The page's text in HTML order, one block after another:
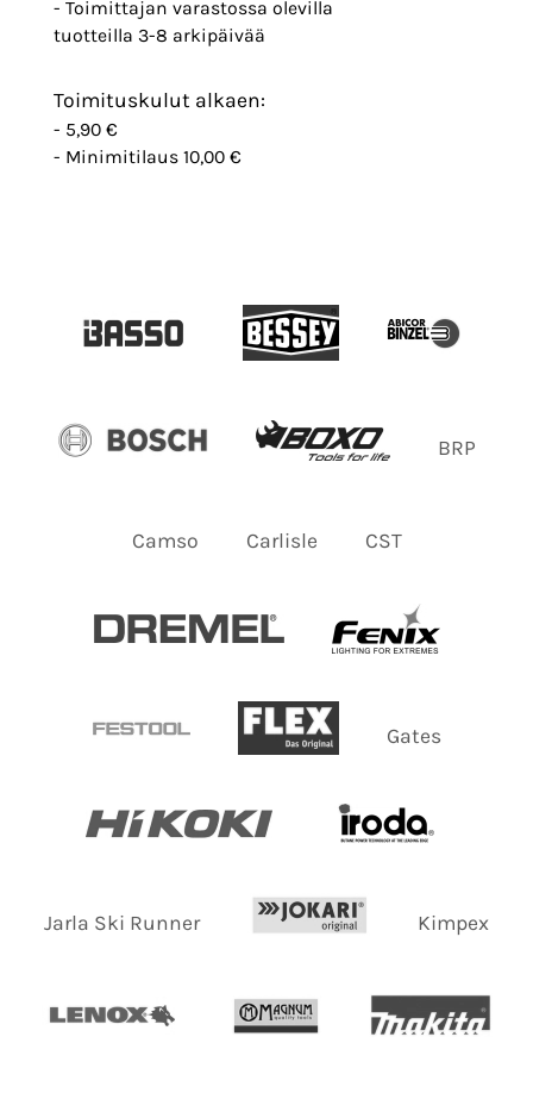
- Toimittajan varastossa olevilla
tuotteilla 3-8 arkipäivää
Toimituskulut alkaen:
- 5,90 €
- Minimitilaus 10,00 €
BRP
Camso Carlisle CST
Gates
Jarla Ski Runner Kimpex